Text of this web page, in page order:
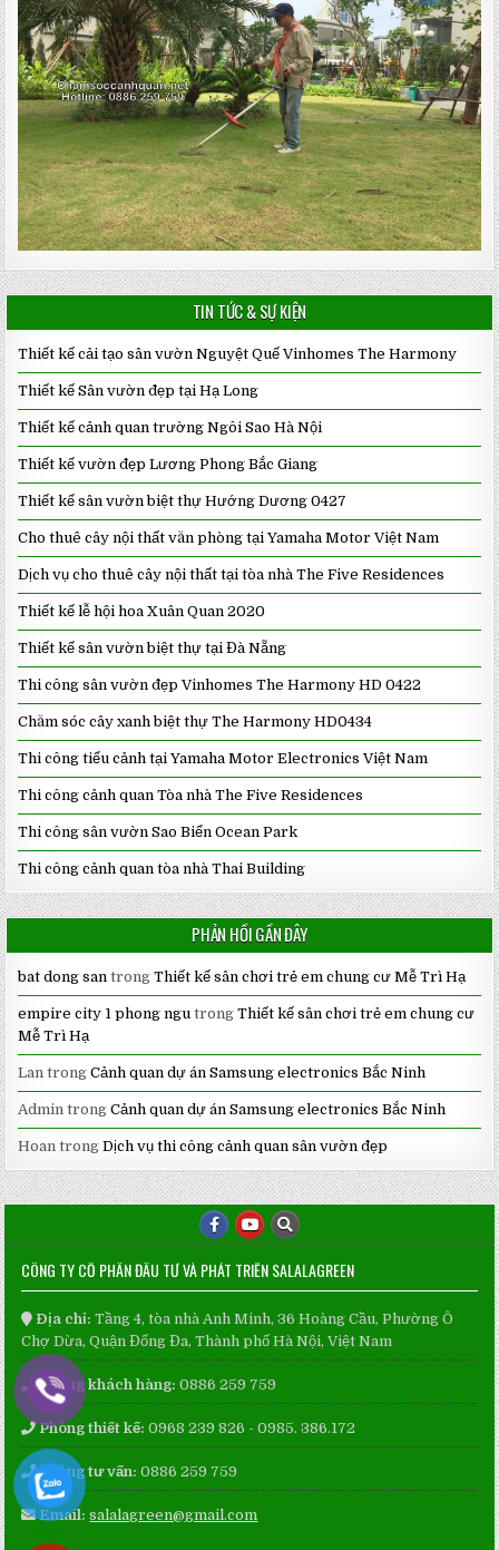
TIN TỨC & SỰ KIỆN
Thiết kế cải tạo sân vườn Nguyệt Quế Vinhomes The Harmony
Thiết kế Sân vườn đẹp tại Hạ Long
Thiết kế cảnh quan trường Ngôi Sao Hà Nội
Thiết kế vườn đẹp Lương Phong Bắc Giang
Thiết kế sân vườn biệt thự Hướng Dương 0427
Cho thuê cây nội thất văn phòng tại Yamaha Motor Việt Nam
Dịch vụ cho thuê cây nội thất tại tòa nhà The Five Residences
Thiết kế lễ hội hoa Xuân Quan 2020
Thiết kế sân vườn biệt thự tại Đà Nẵng
Thi công sân vườn đẹp Vinhomes The Harmony HD 0422
Chăm sóc cây xanh biệt thự The Harmony HD0434
Thi công tiểu cảnh tại Yamaha Motor Electronics Việt Nam
Thi công cảnh quan Tòa nhà The Five Residences
Thi công sân vườn Sao Biển Ocean Park
Thi công cảnh quan tòa nhà Thai Building
PHẢN HỒI GẦN ĐÂY
bat dong san trongThiết kế sân chơi trẻ em chung cư Mễ Trì Hạ
empire city 1 phong ngu trongThiết kế sân chơi trẻ em chung cư
Mễ Trì Hạ
Lan trongCảnh quan dự án Samsung electronics Bắc Ninh
Admin trongCảnh quan dự án Samsung electronics Bắc Ninh
Hoan trongDịch vụ thi công cảnh quan sân vườn đẹp
CÔNG TY CỔ PHẦN ĐẦU TƯ VÀ PHÁT TRIỂN SALALAGREEN
Địa chỉ: Tầng 4, tòa nhà Anh Minh, 36 Hoàng Cầu, Phường Ô
Chợ Dừa, Quận Đống Đa, Thành phố Hà Nội, Việt Nam
Phòng khách hàng: 0886 259 759
Phòng thiết kế: 0968 239 826 - 0985. 386.172
Phòng tư vấn: 0886 259 759
Email: salalagreen@gmail.com